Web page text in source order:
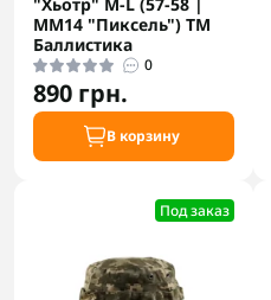
ММ14 "Пиксель") ТМ
Баллистика
0
890 грн.
В корзину
Под заказ